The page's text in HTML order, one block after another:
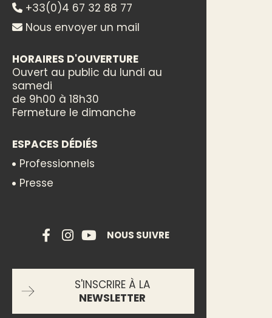
+33(0)4 67 32 88 77
Nous envoyer un mail
HORAIRES D'OUVERTURE
Ouvert au public du lundi au
samedi
de 9h00 à 18h30
Fermeture le dimanche
ESPACES DÉDIÉS
Professionnels
Presse
NOUS SUIVRE
S'INSCRIRE À LA
NEWSLETTER